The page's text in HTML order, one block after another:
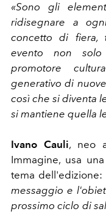
«Sono gli
ridisegnare a
concetto di fiera,
evento non
promotore
generativo di
così che si diventa
si mantiene quella
Ivano Cauli, neo
Immagine, usa
tema dell'edizione:
messaggio e
prossimo ciclo di